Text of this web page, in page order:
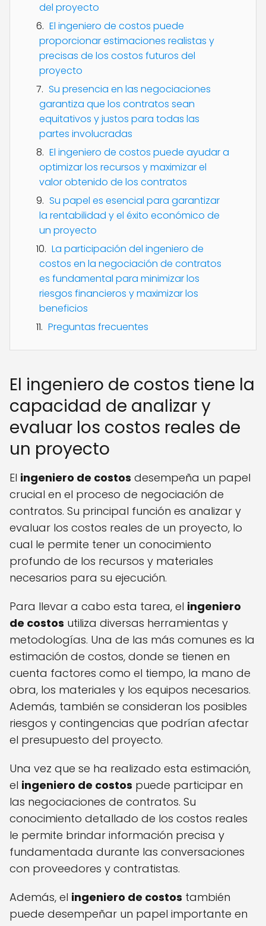
del proyecto
El ingeniero de costos puede
proporcionar estimaciones realistas y
precisas de los costos futuros del
proyecto
Su presencia en las negociaciones
garantiza que los contratos sean
equitativos y justos para todas las
partes involucradas
El ingeniero de costos puede ayudar a
optimizar los recursos y maximizar el
valor obtenido de los contratos
Su papel es esencial para garantizar
la rentabilidad y el éxito económico de
un proyecto
La participación del ingeniero de
costos en la negociación de contratos
es fundamental para minimizar los
riesgos financieros y maximizar los
beneficios
Preguntas frecuentes
El ingeniero de costos tiene la
capacidad de analizar y
evaluar los costos reales de
un proyecto
El ingeniero de costos desempeña un papel
crucial en el proceso de negociación de
contratos. Su principal función es analizar y
evaluar los costos reales de un proyecto, lo
cual le permite tener un conocimiento
profundo de los recursos y materiales
necesarios para su ejecución.
Para llevar a cabo esta tarea, el ingeniero
de costos utiliza diversas herramientas y
metodologías. Una de las más comunes es la
estimación de costos, donde se tienen en
cuenta factores como el tiempo, la mano de
obra, los materiales y los equipos necesarios.
Además, también se consideran los posibles
riesgos y contingencias que podrían afectar
el presupuesto del proyecto.
Una vez que se ha realizado esta estimación,
el ingeniero de costos puede participar en
las negociaciones de contratos. Su
conocimiento detallado de los costos reales
le permite brindar información precisa y
fundamentada durante las conversaciones
con proveedores y contratistas.
Además, el ingeniero de costos también
puede desempeñar un papel importante en